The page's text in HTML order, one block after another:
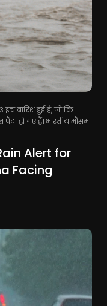
बारिश हुई है, जो कि
हो गए हैं। भारतीय मौसम
Alert for
Facing